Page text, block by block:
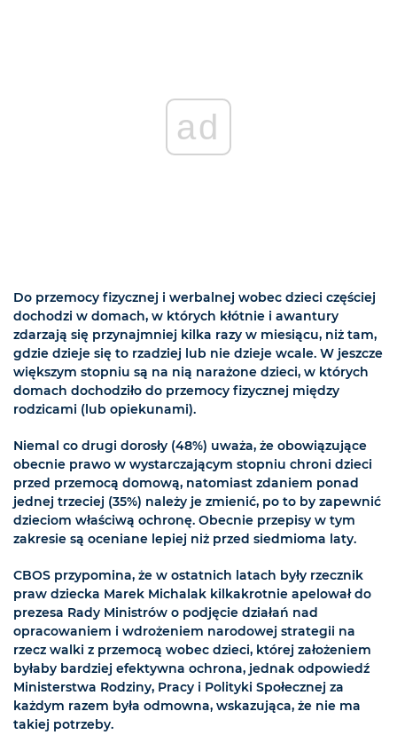
ad
Do przemocy fizycznej i werbalnej wobec dzieci częściej
dochodzi w domach, w których kłótnie i awantury
zdarzają się przynajmniej kilka razy w miesiącu, niż tam,
gdzie dzieje się to rzadziej lub nie dzieje wcale. W jeszcze
większym stopniu są na nią narażone dzieci, w których
domach dochodziło do przemocy fizycznej między
rodzicami (lub opiekunami).
Niemal co drugi dorosły (48%) uważa, że obowiązujące
obecnie prawo w wystarczającym stopniu chroni dzieci
przed przemocą domową, natomiast zdaniem ponad
jednej trzeciej (35%) należy je zmienić, po to by zapewnić
dzieciom właściwą ochronę. Obecnie przepisy w tym
zakresie są oceniane lepiej niż przed siedmioma laty.
CBOS przypomina, że w ostatnich latach były rzecznik
praw dziecka Marek Michalak kilkakrotnie apelował do
prezesa Rady Ministrów o podjęcie działań nad
opracowaniem i wdrożeniem narodowej strategii na
rzecz walki z przemocą wobec dzieci, której założeniem
byłaby bardziej efektywna ochrona, jednak odpowiedź
Ministerstwa Rodziny, Pracy i Polityki Społecznej za
każdym razem była odmowna, wskazująca, że nie ma
takiej potrzeby.